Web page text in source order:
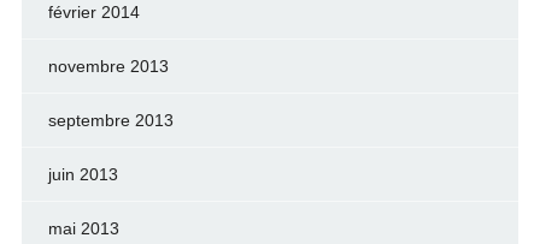
février 2014
novembre 2013
septembre 2013
juin 2013
mai 2013